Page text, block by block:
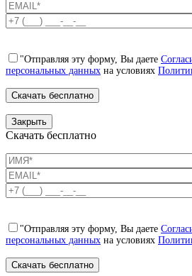
"Отправляя эту форму, Вы даете
персональных данных на условиях
Закрыть
Скачать бесплатно
"Отправляя эту форму, Вы даете
персональных данных на условиях